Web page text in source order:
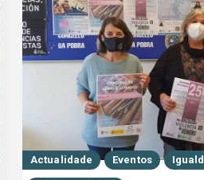
Actualidade Eventos